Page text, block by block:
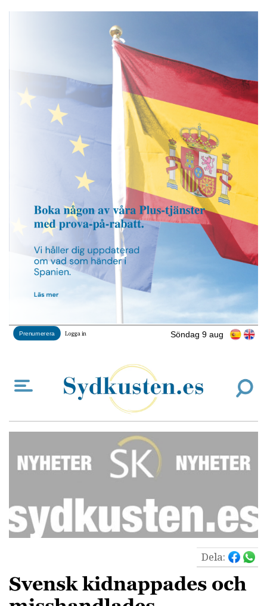
Söndag 9 aug
Prenumerera Logga in
Dela:
Svensk kidnappades och